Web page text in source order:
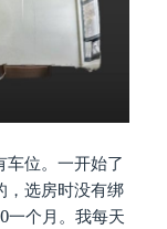
车位。一开始了
，选房时没有绑
一个月。我每天